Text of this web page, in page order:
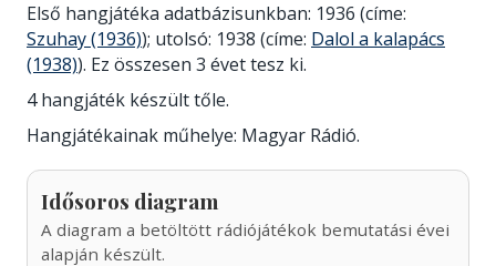
Első hangjátéka adatbázisunkban: 1936 (címe:
Szuhay (1936)); utolsó: 1938 (címe: Dalol a kalapács
(1938)). Ez összesen 3 évet tesz ki.
4 hangjáték készült tőle.
Hangjátékainak műhelye: Magyar Rádió.
Idősoros diagram
A diagram a betöltött rádiójátékok bemutatási évei
alapján készült.